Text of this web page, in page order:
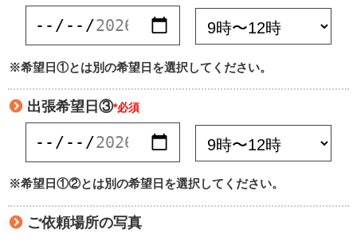
※希望日①とは別の希望日を選択してください。
出張希望日③*必須
※希望日①②とは別の希望日を選択してください。
ご依頼場所の写真